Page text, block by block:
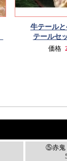
牛テール
テールセ
価格